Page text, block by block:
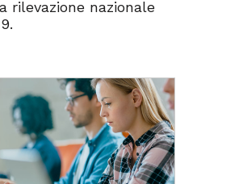
rilevazione nazionale